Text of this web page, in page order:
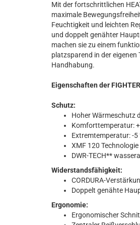
Mit der fortschrittlichen
maximale
Feuchtigkeit und leichten
und doppelt genähter
machen sie zu einem
platzsparend in der
Handhabung.
Eigenschaften der
Schutz:
Hoher Wärmeschutz
Komforttemperatur:
Extremtemperatur: -
XMF 120
DWR-TECH**
Widerstandsfähigkeit:
CORDURA-
Doppelt genähte
Ergonomie:
Ergonomischer